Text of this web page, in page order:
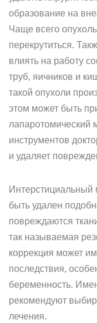
образование на
Чаще всего
перекрутиться.
влиять на работу
труб, яичников и
такой опухоли
этом может быть
инструментов
и удаляет
Интерстициальный
быть удален
повреждаются
так называемая
коррекция может
последствия,
беременность.
рекомендуют
лечения.